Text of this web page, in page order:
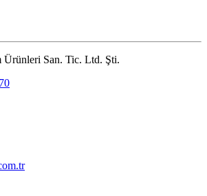
Ürünleri San. Tic. Ltd. Şti.